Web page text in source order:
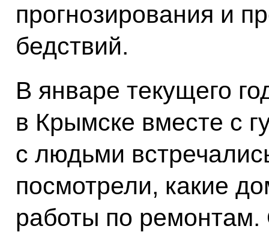
прогнозирования и
бедствий.
В январе текущего
в Крымске вместе с
с людьми
посмотрели, какие
работы по ремонтам.